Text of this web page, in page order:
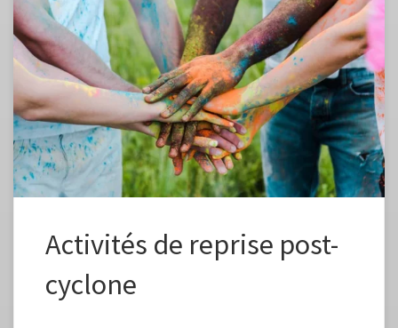
Ces activités, entièrement adaptables, visent à favoriser la cohésion de
groupe et une reprise progressive adaptée aux élèves. La première
partie, axée sur la semaine de reprise, propose des activités
courtes, nécessitant peu de matériel, et ludiques pour une remise en
forme intellectuelle. Bien qu’elles ne soient pas strictement «
disciplinaires », elles peuvent être teintées d’arts […]
Activités de reprise post-
cyclone